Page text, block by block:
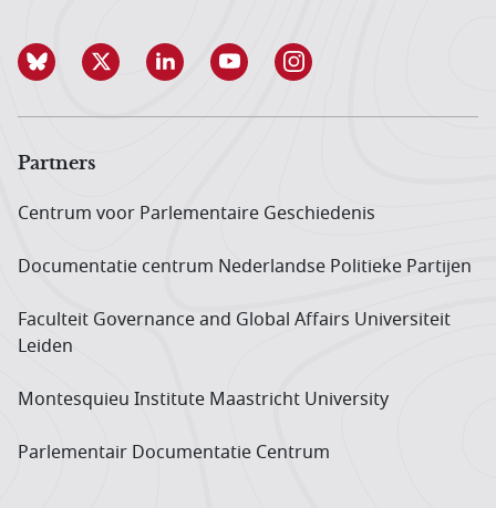
Partners
Centrum voor Parlementaire Geschiedenis
Documentatie centrum Neder­landse Politieke Partijen
Faculteit Governance and Global Affairs Universiteit
Leiden
Montesquieu Institute Maastricht University
Parlementair Documentatie Centrum